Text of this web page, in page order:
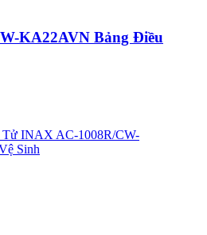
KA22AVN Bảng Điều
₫.